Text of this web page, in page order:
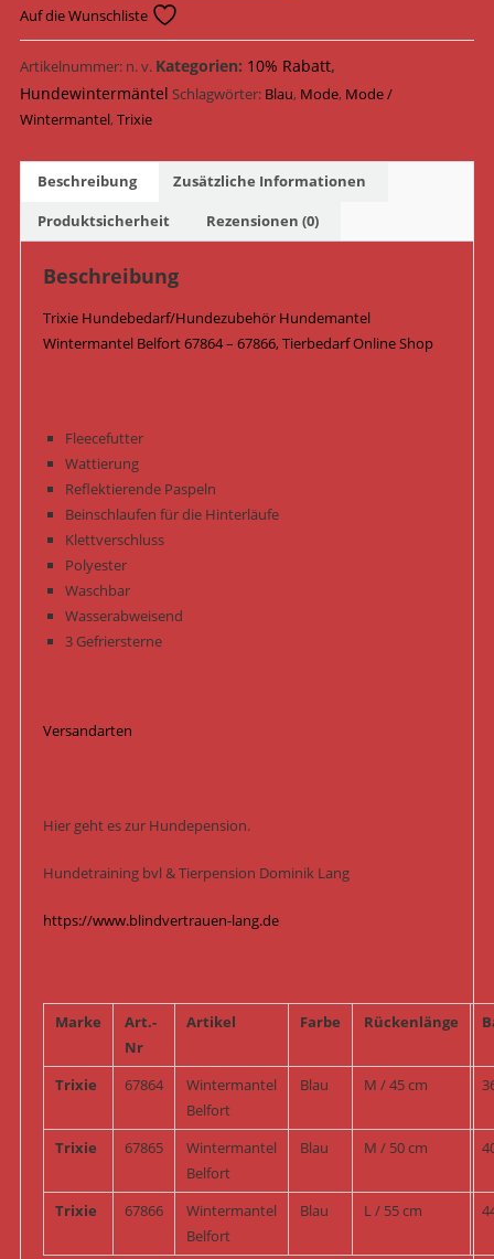
Wintermantel
Belfort
67864
-
67866
Blau
Menge
Auf die Wunschliste
Artikelnummer: n. v. Kategorien: 10% Rabatt,
Hundewintermäntel Schlagwörter: Blau, Mode, Mode /
Wintermantel,Trixie
Beschreibung
Zusätzliche Informationen
Produktsicherheit
Rezensionen (0)
Beschreibung
Trixie Hundebedarf/Hundezubehör Hundemantel
Wintermantel Belfort 67864 – 67866, Tierbedarf Online Shop
Fleecefutter
Wattierung
Reflektierende Paspeln
Beinschlaufen für die Hinterläufe
Klettverschluss
Polyester
Waschbar
Wasserabweisend
3 Gefriersterne
Versandarten
Hier geht es zur Hundepension.
Hundetraining bvl & Tierpension Dominik Lang
https://www.blindvertrauen-lang.de
Marke
Art.-
Nr
Artikel Farbe Rückenlänge
Trixie 67864
Wintermantel
Belfort
Blau M / 45 cm
Trixie 67865
Wintermantel
Belfort
Blau M / 50 cm
Trixie 67866
Wintermantel
Belfort
Blau L / 55 cm